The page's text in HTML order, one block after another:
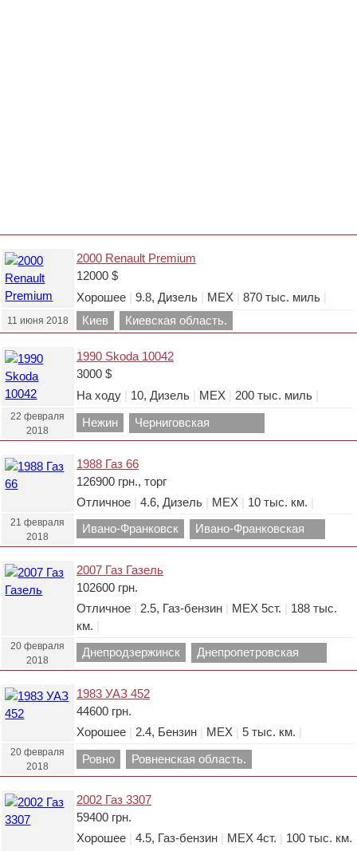
2000 Renault Premium
12000 $
Хорошее
9.8, Дизель МЕХ 870 тыс. миль
11 июня 2018 Киев Киевская область.
1990 Skoda 10042
3000 $
На ходу
10, Дизель МЕХ 200 тыс. миль
22 февраля
2018
Нежин
Черниговская
область.
1988 Газ 66
126900 грн., торг
Отличное
4.6, Дизель МЕХ 10 тыс. км.
21 февраля
2018
Ивано-Франковск
Ивано-Франковская
область.
2007 Газ Газель
102600 грн.
Отличное
2.5, Газ-бензин МЕХ 5ст.
188 тыс.
км.
20 февраля
2018
Днепродзержинск
Днепропетровская
область.
1983 УАЗ 452
44600 грн.
Хорошее
2.4, Бензин МЕХ 5 тыс. км.
20 февраля
2018
Ровно Ровненская область.
2002 Газ 3307
59400 грн.
Хорошее
4.5, Газ-бензин МЕХ 4ст.
100 тыс. км.